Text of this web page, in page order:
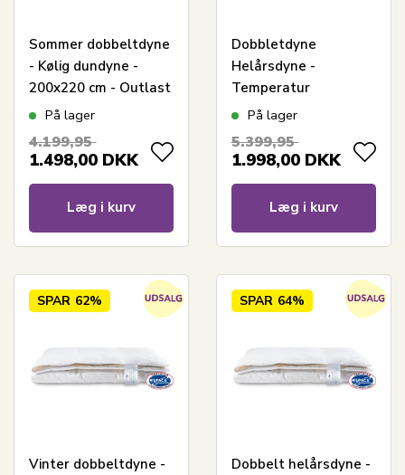
Sommer dobbeltdyne
- Kølig dundyne -
200x220 cm - Outlast
technology dyne -
Temperature Control
På lager
4.199,95
1.498,00 DKK
Læg i kurv
Dobbletdyne
Helårsdyne -
Temperatur
regulerende -
technology - Cool
Zone Temperature
På lager
5.399,95
1.998,00 DKK
Læg i kurv
SPAR 62%
Vinter dobbeltdyne -
SPAR 64%
Dobbelt helårsdyne -